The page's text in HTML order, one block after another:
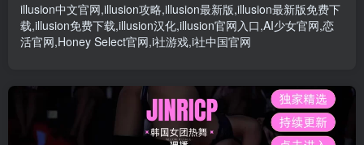
illusion中文官网,illusion攻略,illusion最新版,illusion最新版免费下
载,illusion免费下载,illusion汉化,illusion官网入口,AI少女官网,恋
活官网,Honey Select官网,i社游戏,i社中国官网